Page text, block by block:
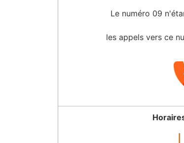
Le numéro 09
les appels vers ce